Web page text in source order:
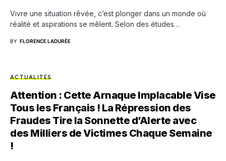
Vivre une situation rêvée, c’est plonger dans un monde où
réalité et aspirations se mêlent. Selon des études…
BY FLORENCE LADURÉE
ACTUALITÉS
Attention : Cette Arnaque Implacable Vise
Tous les Français ! La Répression des
Fraudes Tire la Sonnette d’Alerte avec
des Milliers de Victimes Chaque Semaine
!